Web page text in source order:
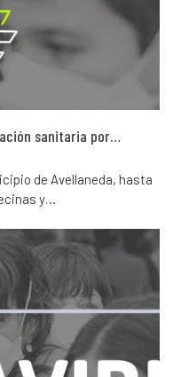
sanitaria por…
de Avellaneda, hasta
y…